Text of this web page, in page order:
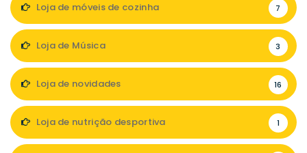
Loja de móveis de cozinha 7
Loja de Música 3
Loja de novidades 16
Loja de nutrição desportiva 1